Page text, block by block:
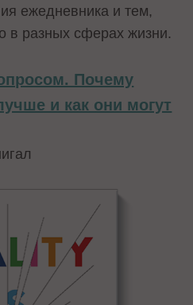
ежедневника и тем,
в разных сферах жизни.
Почему
и как они могут